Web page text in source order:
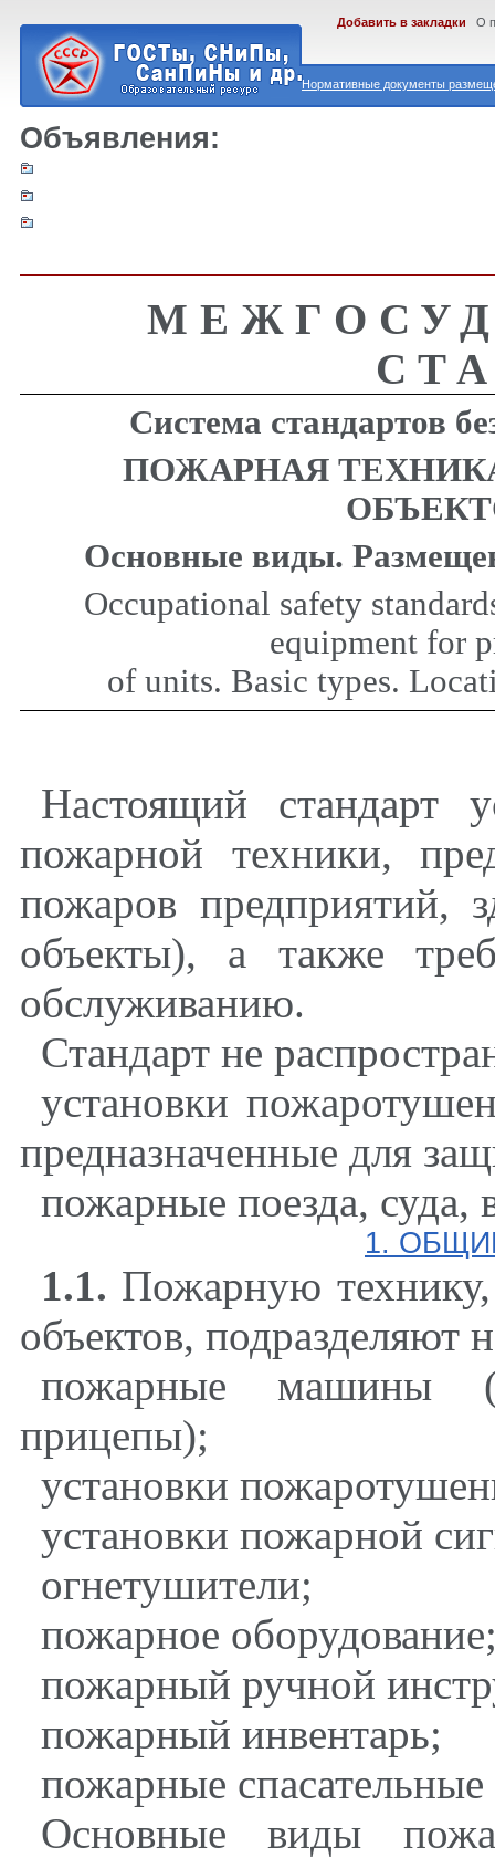
Нормативные документы
Добавить в закладки О
Объявления:
Система стандартов
ПОЖАРНАЯ
Основные виды.
Occupational safety
equipment for
of units. Basic types.
Настоящий стандарт
пожарной техники,
пожаров предприятий,
объекты), а также
обслуживанию.
Стандарт не
установки
предназначенные для
пожарные поезда, суда,
1.
1.1. Пожарную
объектов, подразделяют
пожарные машины
прицепы);
установки
установки пожарной
огнетушители;
пожарное
пожарный ручной
пожарный инвентарь;
пожарные спасательные
Основные виды